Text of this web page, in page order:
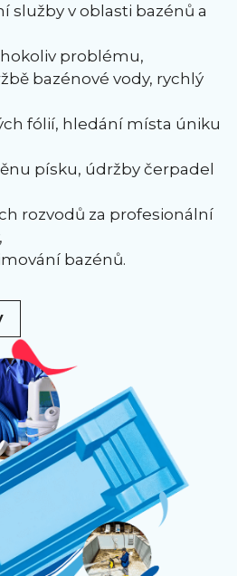
služby v oblasti bazénů a
problému,
bazénové vody, rychlý
fólií, hledání místa úniku
písku, údržby čerpadel
rozvodů za profesionální
bazénů.